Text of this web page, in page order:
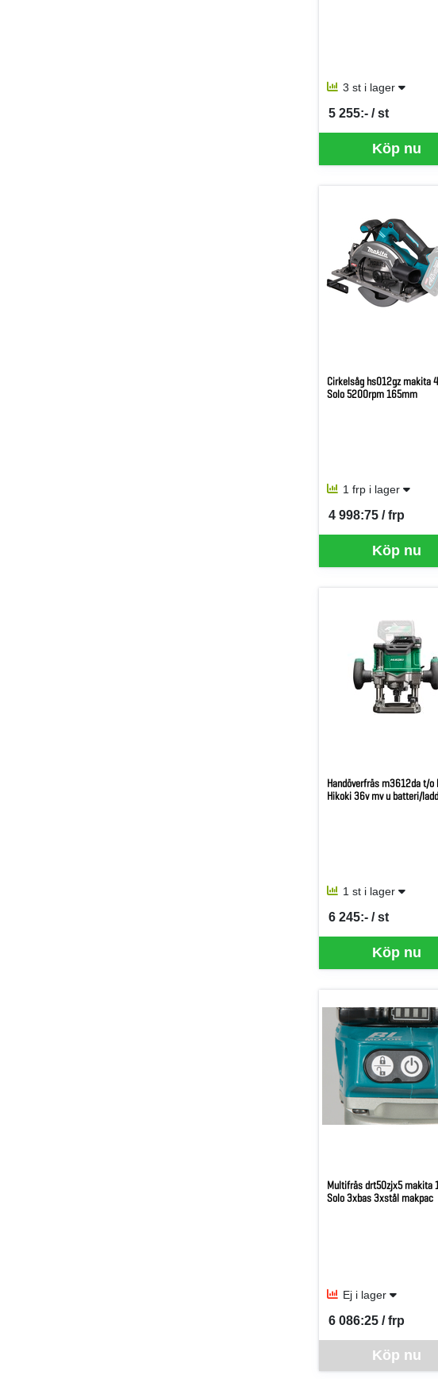
3 st i lager
Köp nu
5 255:- / st
SEK per ST
Cirkelsåg hs012gz makita
Solo 5200rpm 165mm
1 frp i lager
Köp nu
4 998:75 / frp
SEK per FRP
Handöverfräs m3612da t/o
Hikoki 36v mv u batteri/
1 st i lager
Köp nu
6 245:- / st
SEK per ST
Multifräs drt50zjx5 makita
Solo 3xbas 3xstål makpac
Ej i lager
Köp nu
6 086:25 / frp
SEK per FRP